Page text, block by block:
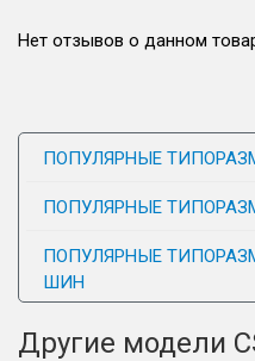
Нет отзывов о данном
ПОПУЛЯРНЫЕ
ПОПУЛЯРНЫЕ
ПОПУЛЯРНЫЕ
ШИН
Другие модели